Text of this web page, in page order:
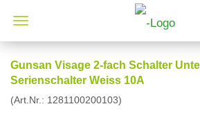
Gunsan Visage 2-fach Schalter
Serienschalter Weiss 10A
(Art.Nr.: 1281100200103)